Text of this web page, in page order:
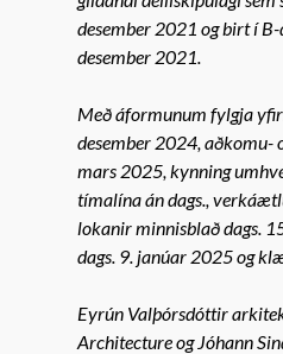
desember 2021 og birt í
desember 2021.
Með áformunum fylgja
desember 2024, aðkomu-
mars 2025, kynning
tímalína án dags.,
lokanir minnisblað dags.
dags. 9. janúar 2025 og
Eyrún Valþórsdóttir
Architecture og Jóhann